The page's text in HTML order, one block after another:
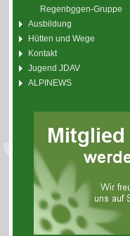
Regenbogen-Gruppe
Ausbildung
Hütten und Wege
Kontakt
Jugend JDAV
ALPINEWS